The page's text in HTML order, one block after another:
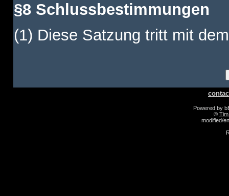
§8 Schlussbestimmungen
(1) Diese Satzung tritt mit
Powered by
©
modified/